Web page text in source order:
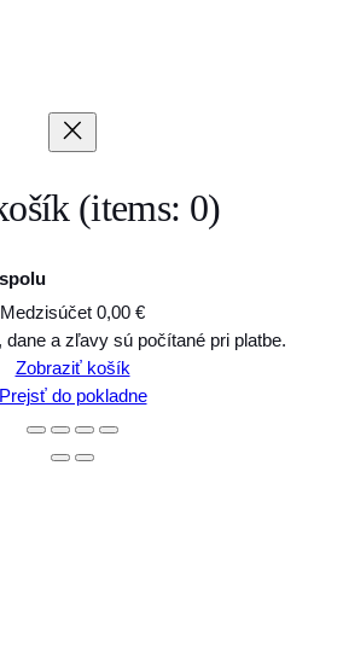
(items: 0)
Medzisúčet 0,00 €
dane a zľavy sú počítané pri platbe.
Zobraziť košík
Prejsť do pokladne